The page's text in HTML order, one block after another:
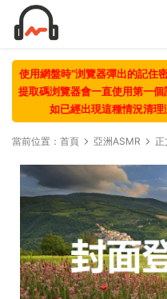
使用網盤時“浏覽器彈出的記住
提取碼浏覽器會一直使用第一
如已經出現這種情況清理
當前位置： 首頁 亞洲ASMR 正